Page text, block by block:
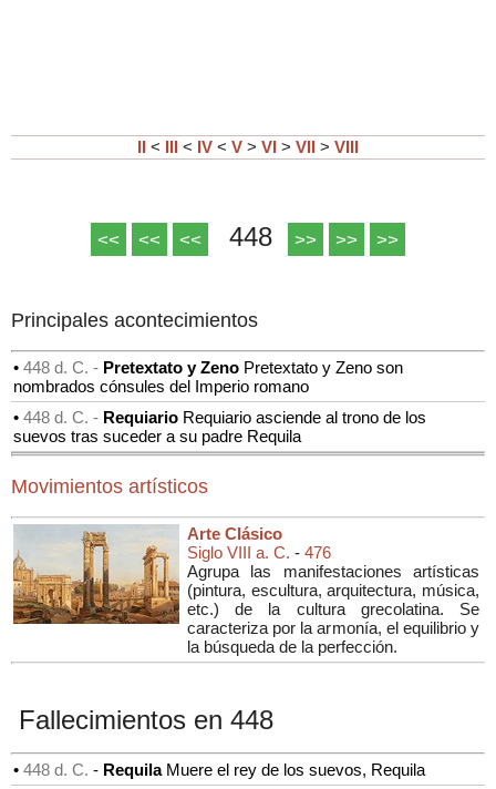
II < III < IV < V > VI > VII > VIII
<< << << 448 >> >> >>
Principales acontecimientos
• 448 d. C. - Pretextato y Zeno Pretextato y Zeno son
nombrados cónsules del Imperio romano
• 448 d. C. - Requiario Requiario asciende al trono de los
suevos tras suceder a su padre Requila
Movimientos artísticos
Arte Clásico
Siglo VIII a. C. - 476
Agrupa las manifestaciones artísticas
(pintura, escultura, arquitectura, música,
etc.) de la cultura grecolatina. Se
caracteriza por la armonía, el equilibrio y
la búsqueda de la perfección.
Fallecimientos en 448
• 448 d. C. - RequilaMuere el rey de los suevos, Requila